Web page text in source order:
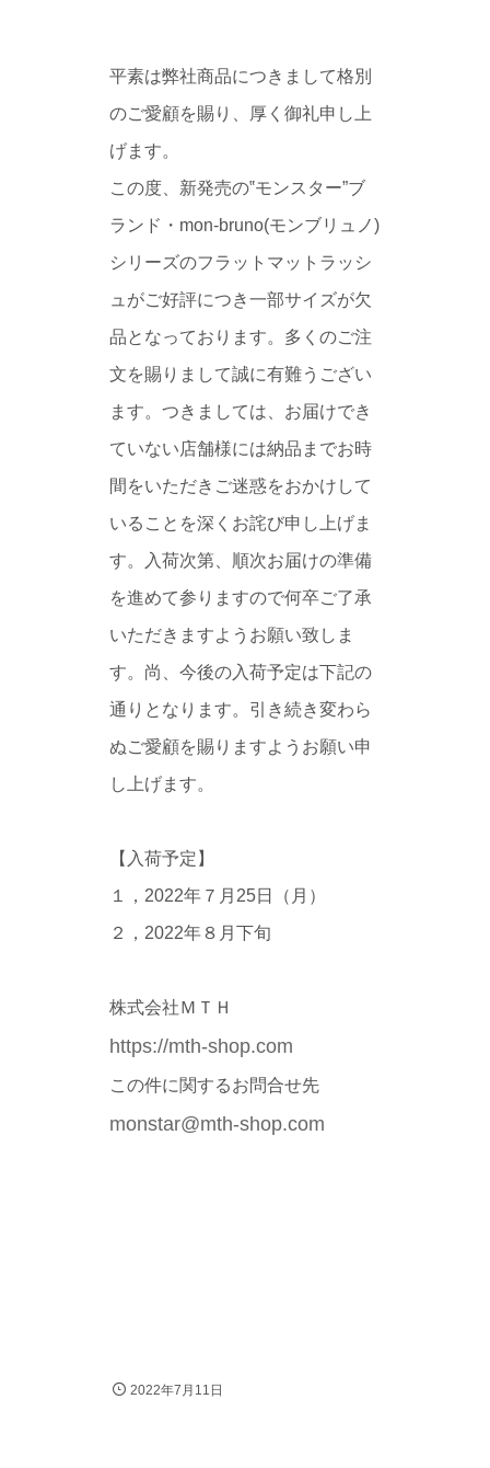
平素は弊社商品につきまして格別
のご愛顧を賜り、厚く御礼申し上
げます。
この度、新発売の‟モンスター”ブ
ランド・mon-bruno(モンブリュノ)
シリーズのフラットマットラッシ
ュがご好評につき一部サイズが欠
品となっております。多くのご注
文を賜りまして誠に有難うござい
ます。つきましては、お届けでき
ていない店舗様には納品までお時
間をいただきご迷惑をおかけして
いることを深くお詫び申し上げま
す。入荷次第、順次お届けの準備
を進めて参りますので何卒ご了承
いただきますようお願い致しま
す。尚、今後の入荷予定は下記の
通りとなります。引き続き変わら
ぬご愛顧を賜りますようお願い申
し上げます。
【入荷予定】
１，2022年７月25日（月）
２，2022年８月下旬
株式会社ＭＴＨ
https://mth-shop.com
この件に関するお問合せ先
monstar@mth-shop.com
2022年7月11日